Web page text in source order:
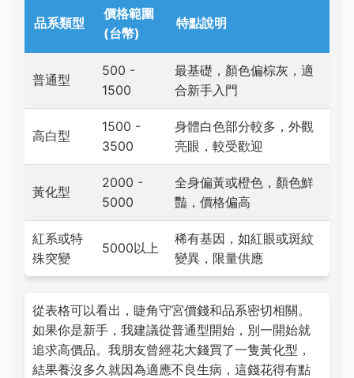
品系類型
價格範圍
(台幣)
特點說明
普通型
500 -
1500
最基礎，顏色偏棕灰，適
合新手入門
高白型
1500 -
3500
身體白色部分較多，外觀
亮眼，較受歡迎
黃化型
2000 -
5000
全身偏黃或橙色，顏色鮮
豔，價格偏高
紅系或特
殊突變
5000以上
稀有基因，如紅眼或斑紋
變異，限量供應
從表格可以看出，睫角守宮價錢和品系密切相關。
如果你是新手，我建議從普通型開始，別一開始就
追求高價品。我朋友曾經花大錢買了一隻黃化型，
結果養沒多久就因為適應不良生病，這錢花得有點